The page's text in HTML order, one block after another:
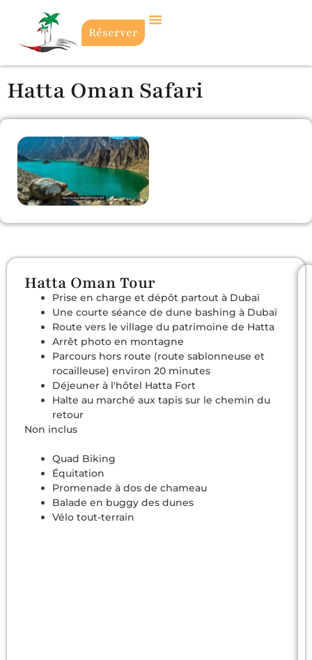
Réserver
Hatta Oman Safari
Hatta Oman Tour
Prise en charge et dépôt partout à Dubaï
Une courte séance de dune bashing à Dubaï
Route vers le village du patrimoine de Hatta
Arrêt photo en montagne
Parcours hors route (route sablonneuse et
rocailleuse) environ 20 minutes
Déjeuner à l'hôtel Hatta Fort
Halte au marché aux tapis sur le chemin du
retour
Non inclus
Quad Biking
Équitation
Promenade à dos de chameau
Balade en buggy des dunes
Vélo tout-terrain